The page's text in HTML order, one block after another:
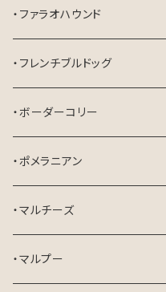
・ファラオハウンド
・フレンチブルドッグ
・ボーダーコリー
・ポメラニアン
・マルチーズ
・マルプー